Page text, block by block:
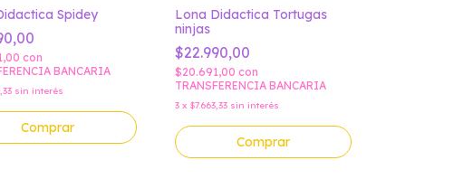
Spidey
con
BANCARIA
sin interés
Comprar
Lona Didactica Tortugas
ninjas
$22.990,00
$20.691,00 con
TRANSFERENCIA BANCARIA
3 x $7.663,33 sin interés
Comprar